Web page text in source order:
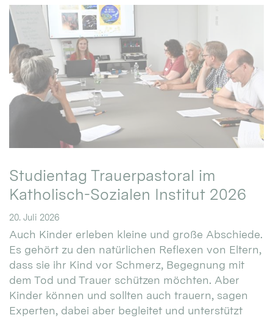
Studientag Trauerpastoral im
Katholisch-Sozialen Institut 2026
20. Juli 2026
Auch Kinder erleben kleine und große Abschiede.
Es gehört zu den natürlichen Reflexen von Eltern,
dass sie ihr Kind vor Schmerz, Begegnung mit
dem Tod und Trauer schützen möchten. Aber
Kinder können und sollten auch trauern, sagen
Experten, dabei aber begleitet und unterstützt